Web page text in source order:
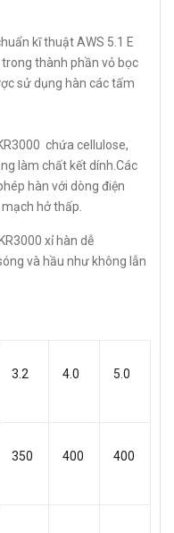
kĩ thuật AWS 5.1 E
thành phần vỏ bọc
sử dụng hàn các tấm
chứa cellulose,
làm chất kết dính.Các
hàn với dòng điện
hở thấp.
xỉ hàn dễ
và hầu như không lẫn
3.2 4.0 5.0
350 400 400